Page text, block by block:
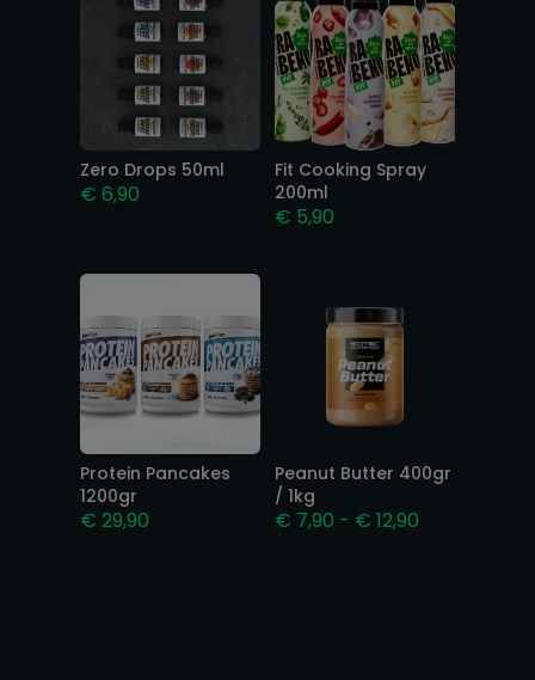
Zero Drops 50ml
€ 6,90
Fit Cooking Spray
200ml
€ 5,90
Protein Pancakes
1200gr
€ 29,90
Peanut Butter 400gr
/ 1kg
€ 7,90 - € 12,90